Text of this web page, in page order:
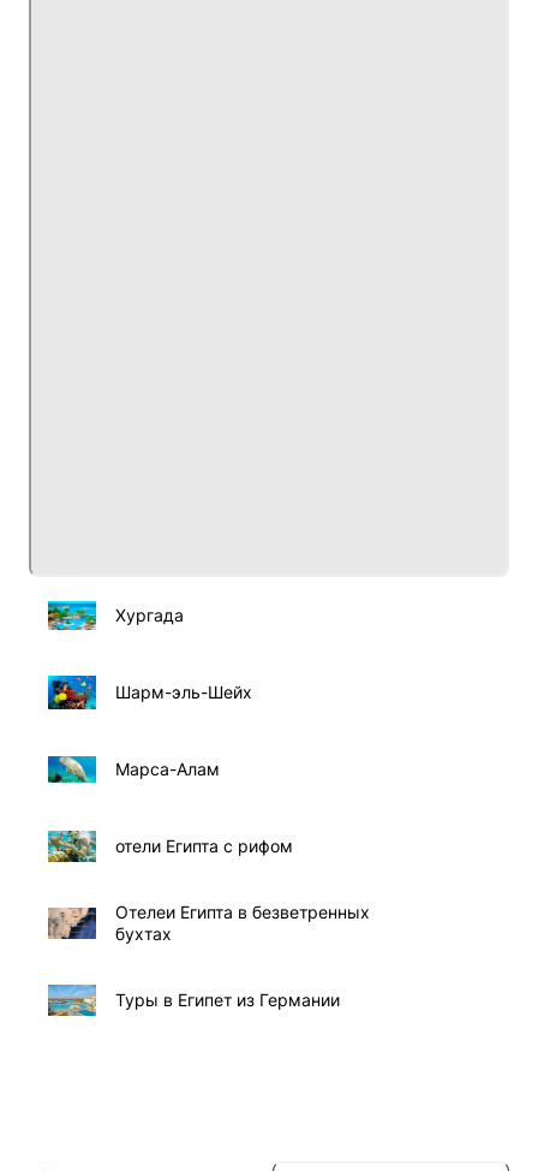
Хургада
Шарм-эль-Шейх
Марса-Алам
отели Египта с рифом
Отелеи Египта в безветренных
бухтах
Туры в Египет из Германии